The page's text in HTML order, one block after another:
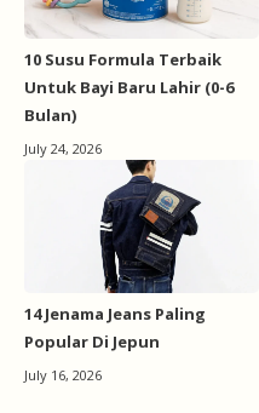
10 Susu Formula Terbaik
Untuk Bayi Baru Lahir (0-6
Bulan)
July 24, 2026
14 Jenama Jeans Paling
Popular Di Jepun
July 16, 2026